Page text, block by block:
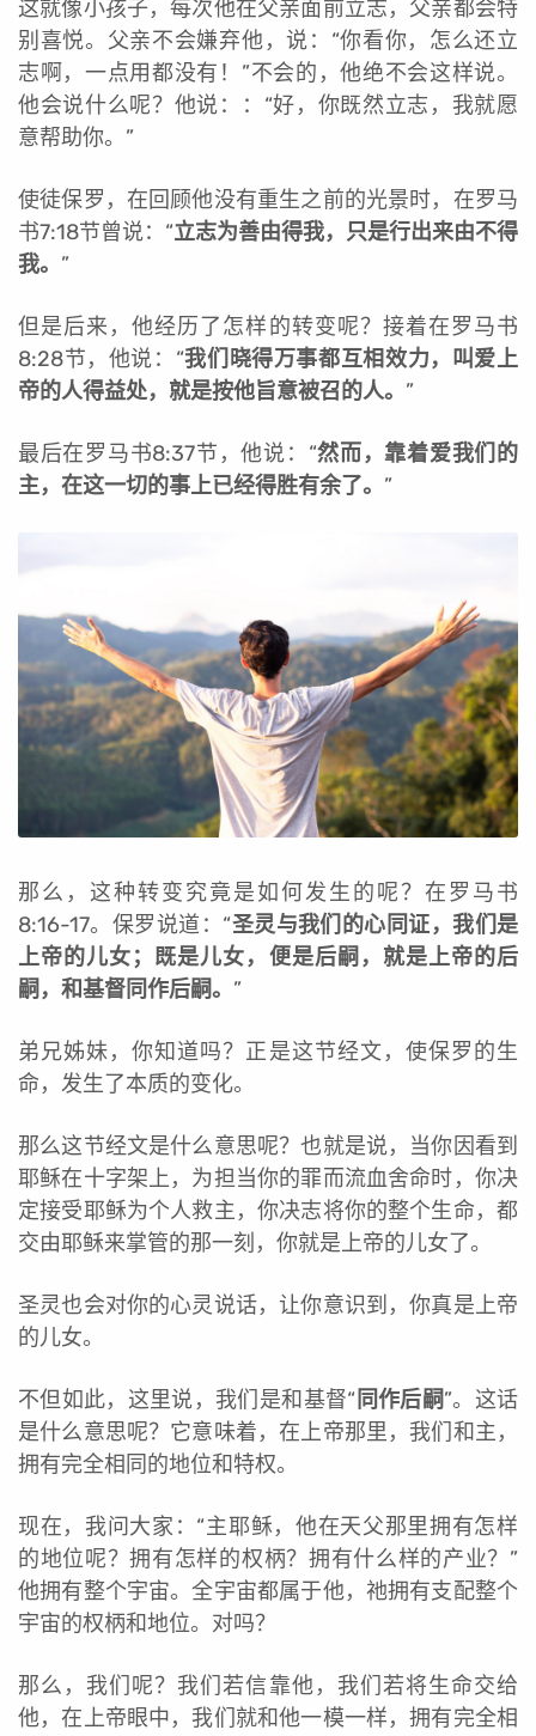
这就像小孩子，每次他在父亲面前立志，父亲都会特
别喜悦。父亲不会嫌弃他，说：“你看你，怎么还立
志啊，一点用都没有！”不会的，他绝不会这样说。
他会说什么呢？他说：：“好，你既然立志，我就愿
意帮助你。”
使徒保罗，在回顾他没有重生之前的光景时，在罗马
书7:18节曾说：“立志为善由得我，只是行出来由不得
我。 ”
但是后来，他经历了怎样的转变呢？接着在罗马书
8:28节，他说：“我们晓得万事都互相效力，叫爱上
帝的人得益处，就是按他旨意被召的人。 ”
最后在罗马书8:37节，他说：“然而，靠着爱我们的
主，在这一切的事上已经得胜有余了。 ”
那么，这种转变究竟是如何发生的呢？在罗马书
8:16-17。保罗说道：“圣灵与我们的心同证，我们是
上帝的儿女；既是儿女，便是后嗣，就是上帝的后
嗣，和基督同作后嗣。 ”
弟兄姊妹，你知道吗？正是这节经文，使保罗的生
命，发生了本质的变化。
那么这节经文是什么意思呢？也就是说，当你因看到
耶稣在十字架上，为担当你的罪而流血舍命时，你决
定接受耶稣为个人救主，你决志将你的整个生命，都
交由耶稣来掌管的那一刻，你就是上帝的儿女了。
圣灵也会对你的心灵说话，让你意识到，你真是上帝
的儿女。
不但如此，这里说，我们是和基督“ 同作后嗣”。这话
是什么意思呢？它意味着，在上帝那里，我们和主，
拥有完全相同的地位和特权。
现在，我问大家：“主耶稣，他在天父那里拥有怎样
的地位呢？拥有怎样的权柄？拥有什么样的产业？”
他拥有整个宇宙。全宇宙都属于他，祂拥有支配整个
宇宙的权柄和地位。对吗？
那么，我们呢？我们若信靠他，我们若将生命交给
他，在上帝眼中，我们就和他一模一样，拥有完全相